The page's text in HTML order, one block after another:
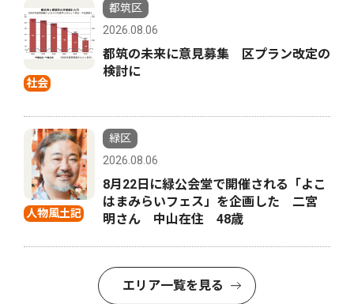
社会
都筑区
2026.08.06
都筑の未来に意見募集 区プラン改定の
検討に
人物風土記
緑区
2026.08.06
8月22日に緑公会堂で開催される「よこ
はまみらいフェス」を企画した 二宮
明さん 中山在住 48歳
エリア一覧を見る